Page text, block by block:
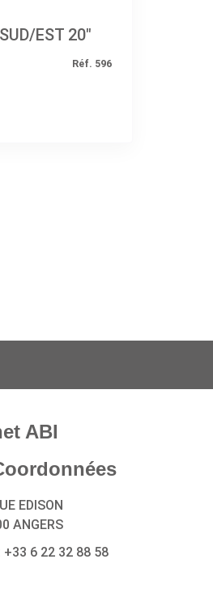
EST 20"
Réf. 596
ABI
EDISON
ANGERS
+33 6 22 32 88 58